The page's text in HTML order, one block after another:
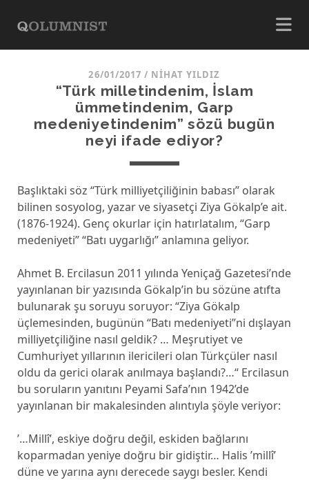
26/01/2017 / NIHAT YILDIZ
“Türk milletindenim, İslam
ümmetindenim, Garp
medeniyetindenim” sözü bugün
neyi ifade ediyor?
Başlıktaki söz “Türk milliyetçiliğinin babası” olarak
bilinen sosyolog, yazar ve siyasetçi Ziya Gökalp’e ait.
(1876-1924). Genç okurlar için hatırlatalım, “Garp
medeniyeti” “Batı uygarlığı” anlamına geliyor.
Ahmet B. Ercilasun 2011 yılında Yeniçağ Gazetesi’nde
yayınlanan bir yazısında Gökalp’in bu sözüne atıfta
bulunarak şu soruyu soruyor: “Ziya Gökalp
üçlemesinden, bugünün “Batı medeniyeti”ni dışlayan
milliyetçiliğine nasıl geldik? … Meşrutiyet ve
Cumhuriyet yıllarının ilericileri olan Türkçüler nasıl
oldu da gerici olarak anılmaya başlandı?…“ Ercilasun
bu soruların yanıtını Peyami Safa’nın 1942’de
yayınlanan bir makalesinden alıntıyla şöyle veriyor:
’…Millî’, eskiye doğru değil, eskiden bağlarını
koparmadan yeniye doğru bir gidiştir… Halis ’millî’
düne ve yarına aynı derecede saygı besler. Kendi